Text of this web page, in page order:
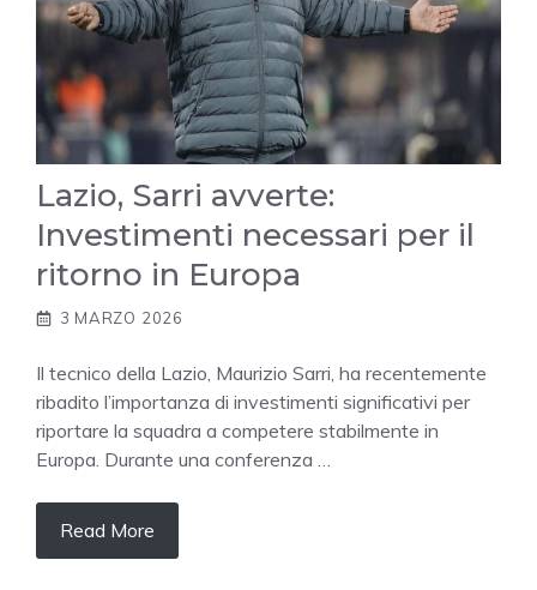
Lazio, Sarri avverte:
Investimenti necessari per il
ritorno in Europa
3 MARZO 2026
Il tecnico della Lazio, Maurizio Sarri, ha recentemente
ribadito l’importanza di investimenti significativi per
riportare la squadra a competere stabilmente in
Europa. Durante una conferenza …
Read More